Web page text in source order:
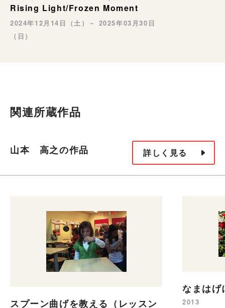
Rising Light/Frozen Moment
2024年12月14日（土）－ 2025年03月30日
（日）
関連所蔵作品
山本 高之の作品 詳しく見る
スプーン曲げを教える（レッスン
なまはげ
2013